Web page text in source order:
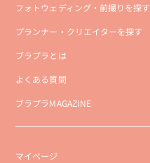
フォトウェディング・前撮りを探す
プランナー・クリエイターを探す
ブラプラとは
よくある質問
ブラプラMAGAZINE
マイページ